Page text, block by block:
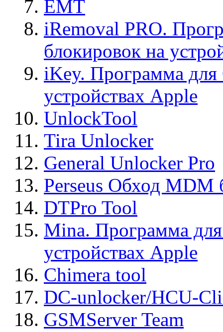
EMT
iRemoval PRO.
блокировок на
iKey. Программа для
устройствах Apple
UnlockTool
Tira Unlocker
General Unlocker Pro
Perseus Обход MDM
DTPro Tool
Mina. Программа
устройствах Apple
Chimera tool
DC-unlocker/HCU-
GSMServer Team